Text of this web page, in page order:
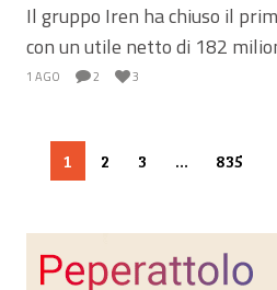
Il gruppo Iren ha chiuso il
con un utile netto di 182
1 AGO 2 3
1 2 3 … 835